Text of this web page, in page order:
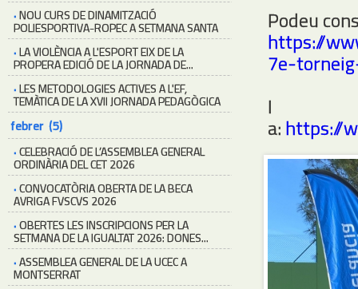
·NOU CURS DE DINAMITZACIÓ
POLIESPORTIVA-ROPEC A SETMANA SANTA
·LA VIOLÈNCIA A L'ESPORT EIX DE LA
PROPERA EDICIÓ DE LA JORNADA DE...
·LES METODOLOGIES ACTIVES A L'EF,
TEMÀTICA DE LA XVII JORNADA PEDAGÒGICA
febrer (5)
·CELEBRACIÓ DE L’ASSEMBLEA GENERAL
ORDINÀRIA DEL CET 2026
·CONVOCATÒRIA OBERTA DE LA BECA
AVRIGA FVSCVS 2026
·OBERTES LES INSCRIPCIONS PER LA
SETMANA DE LA IGUALTAT 2026: DONES...
·ASSEMBLEA GENERAL DE LA UCEC A
MONTSERRAT
Podeu
https://
7e-
I
a:https://